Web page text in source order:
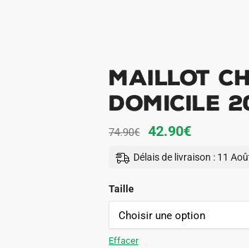
Maillot
Domicile
74.90€
Le
prix
74.90€.
42.90€Le
prix
42.90€.
Délais de livraison : 11
Taille
Effacer